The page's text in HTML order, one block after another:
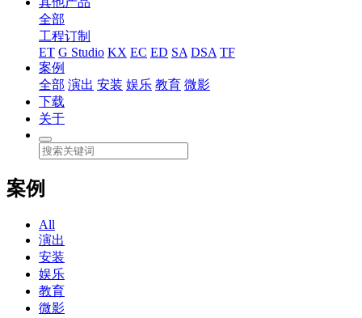
全部
工程订制
ET G Studio KX EC ED SA DSA TF
案例
全部 演出 安装 娱乐 教育 微影
下载
关于
案例
All
演出
安装
娱乐
教育
微影